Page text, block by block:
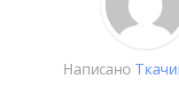
Написано